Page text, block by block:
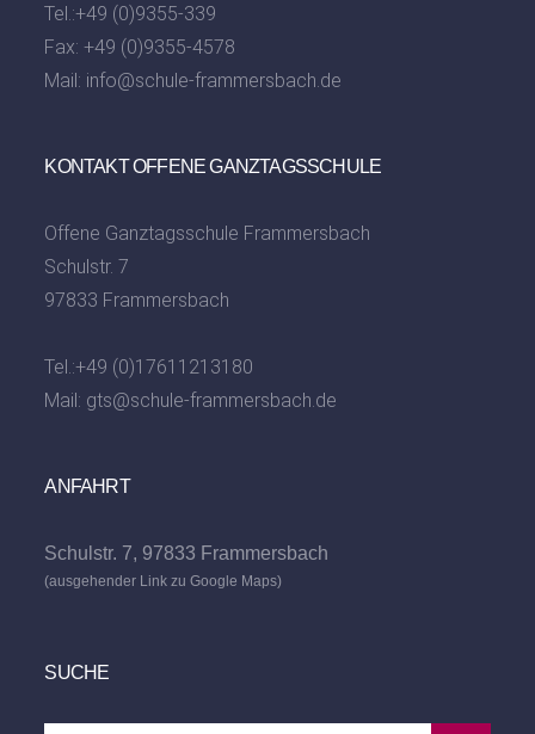
Tel.:+49 (0)9355-339
Fax: +49 (0)9355-4578
Mail: info@schule-frammersbach.de
KONTAKT OFFENE GANZTAGSSCHULE
Offene Ganztagsschule Frammersbach
Schulstr. 7
97833 Frammersbach
Tel.:+49 (0)17611213180
Mail: gts@schule-frammersbach.de
ANFAHRT
Schulstr. 7, 97833 Frammersbach
(ausgehender Link zu Google Maps)
SUCHE